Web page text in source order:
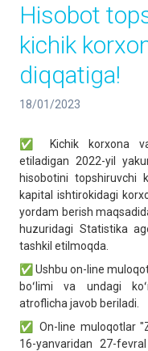
Hisobot
kichik
diqqatiga!
18/01/2023
✅ Kichik korxona
etiladigan 2022-yil
hisobotini topshiruvchi
kapital ishtirokidagi
yordam berish
huzuridagi Statistika
tashkil etilmoqda.
✅ Ushbu on-line
boʻlimi va undagi
atroflicha javob beriladi.
✅ On-line muloqotlar
16-yanvaridan 27-